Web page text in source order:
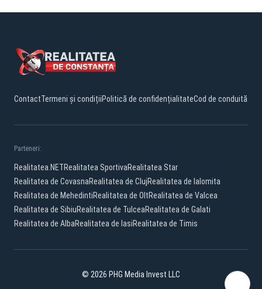
ContactTermeni și condițiiPolitică de confidențialitateCod de conduită
Parteneri:
Realitatea.NETRealitatea SportivaRealitatea Star
Realitatea de CovasnaRealitatea de ClujRealitatea de Ialomita
Realitatea de MehedintiRealitatea de OltRealitatea de Valcea
Realitatea de SibiuRealitatea de TulceaRealitatea de Galati
Realitatea de AlbaRealitatea de IasiRealitatea de Timis
© 2026 PHG Media Invest LLC